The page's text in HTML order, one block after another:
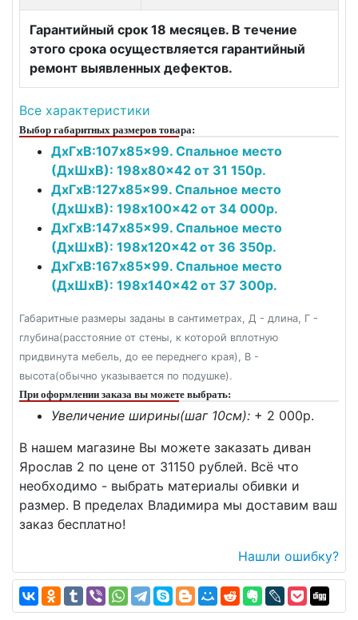
Гарантийный срок 18 месяцев. В течение
этого срока осуществляется гарантийный
ремонт выявленных дефектов.
Все характеристики
Выбор габаритных размеров товара:
ДxГxВ:107x85x99. Спальное место
(ДxШxВ): 198x80x42 от 31 150р.
ДxГxВ:127x85x99. Спальное место
(ДxШxВ): 198x100x42 от 34 000р.
ДxГxВ:147x85x99. Спальное место
(ДxШxВ): 198x120x42 от 36 350р.
ДxГxВ:167x85x99. Спальное место
(ДxШxВ): 198x140x42 от 37 300р.
Габаритные размеры заданы в сантиметрах, Д - длина, Г -
глубина(расстояние от стены, к которой вплотную
придвинута мебель, до ее переднего края), В -
высота(обычно указывается по подушке).
При оформлении заказа вы можете выбрать:
Увеличение ширины(шаг 10см): + 2 000p.
В нашем магазине Вы можете заказать диван
Ярослав 2 по цене от 31150 рублей. Всё что
необходимо - выбрать материалы обивки и
размер. В пределах Владимира мы доставим ваш
заказ бесплатно!
Нашли ошибку?